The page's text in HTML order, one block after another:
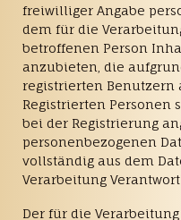
freiwilliger Angabe
dem für die
betroffenen Person
anzubieten, die
registrierten Benutzern
Registrierten Personen
bei der Registrierung
personenbezogenen
vollständig aus dem
Verarbeitung
Der für die